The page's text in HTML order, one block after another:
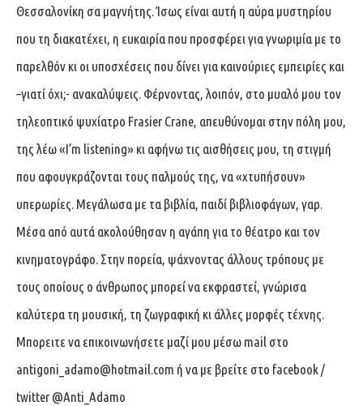
Θεσσαλονίκη σα μαγνήτης. Ίσως είναι αυτή η αύρα μυστηρίου
που τη διακατέχει, η ευκαιρία που προσφέρει για γνωριμία με το
παρελθόν κι οι υποσχέσεις που δίνει για καινούριες εμπειρίες και
–γιατί όχι;- ανακαλύψεις. Φέρνοντας, λοιπόν, στο μυαλό μου τον
τηλεοπτικό ψυχίατρο Frasier Crane, απευθύνομαι στην πόλη μου,
της λέω «I’m listening» κι αφήνω τις αισθήσεις μου, τη στιγμή
που αφουγκράζονται τους παλμούς της, να «χτυπήσουν»
υπερωρίες. Μεγάλωσα με τα βιβλία, παιδί βιβλιοφάγων, γαρ.
Μέσα από αυτά ακολούθησαν η αγάπη για το θέατρο και τον
κινηματογράφο. Στην πορεία, ψάχνοντας άλλους τρόπους με
τους οποίους ο άνθρωπος μπορεί να εκφραστεί, γνώρισα
καλύτερα τη μουσική, τη ζωγραφική κι άλλες μορφές τέχνης.
Μπορειτε να επικοινωνήσετε μαζί μου μέσω mail στο
antigoni_adamo@hotmail.com ή να με βρείτε στο facebook /
twitter @Anti_Adamo